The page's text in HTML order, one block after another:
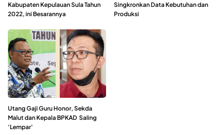
Kabupaten Kepulauan Sula Tahun
2022, ini Besarannya
Singkronkan Data Kebutuhan dan
Produksi
Utang Gaji Guru Honor, Sekda
Malut dan Kepala BPKAD Saling
‘Lempar’